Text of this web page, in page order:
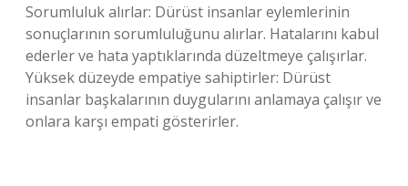
Sorumluluk alırlar: Dürüst insanlar eylemlerinin
sonuçlarının sorumluluğunu alırlar. Hatalarını kabul
ederler ve hata yaptıklarında düzeltmeye çalışırlar.
Yüksek düzeyde empatiye sahiptirler: Dürüst
insanlar başkalarının duygularını anlamaya çalışır ve
onlara karşı empati gösterirler.